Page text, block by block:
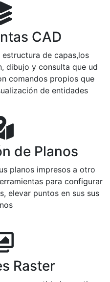
CAD
de capas,los
dibujo y consulta que ud
comandos propios que
de entidades
de Planos
planos impresos a otro
para configurar
elevar puntos en sus sus
Raster